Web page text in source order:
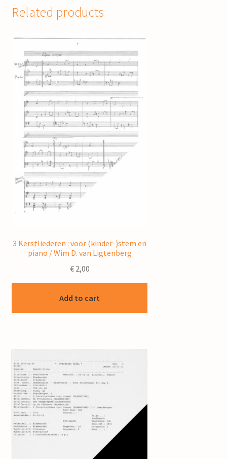
Related products
3 Kerstliederen : voor (kinder-)stem en
piano / Wim D. van Ligtenberg
€2,00
Add to cart